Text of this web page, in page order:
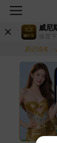
威尼
体育
易记域名：